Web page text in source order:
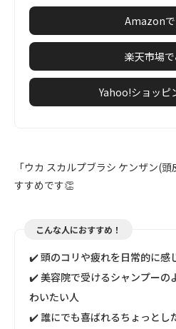
Amazonで
楽天市場
Yahoo!ショッピ
「ウカ スカルプブラシ ケンザン(
すすめです👏
こんな人におすすめ！
✔️ 頭のコリや疲れを日常的に感
✔️ 美容院で受けるシャンプーの
わいたい人
✔️ 誰にでも喜ばれるちょっとし